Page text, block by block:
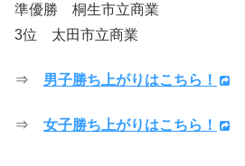
準優勝 桐生市立商業
3位 太田市立商業
⇒ 男子勝ち上がりはこちら！
⇒ 女子勝ち上がりはこちら！